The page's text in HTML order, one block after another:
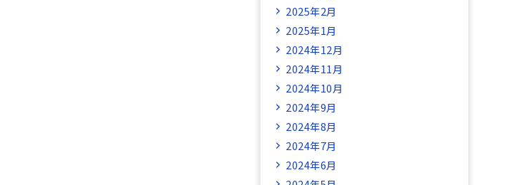
2025年2月
2025年1月
2024年12月
2024年11月
2024年10月
2024年9月
2024年8月
2024年7月
2024年6月